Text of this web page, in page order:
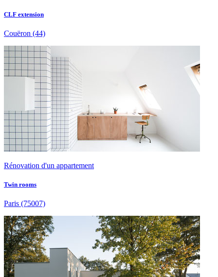
CLF extension
Couëron (44)
Rénovation d'un appartement
Twin rooms
Paris (75007)